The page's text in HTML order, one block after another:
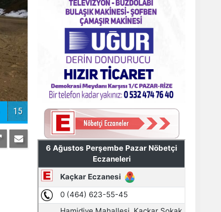
Pazar'daki bayramlaşmada projeler
tartışıldı
AYDER'E BAKANLIK KORUMASI